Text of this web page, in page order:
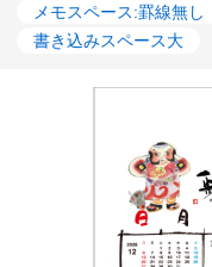
メモスペース:罫線無し
書き込みスペース大